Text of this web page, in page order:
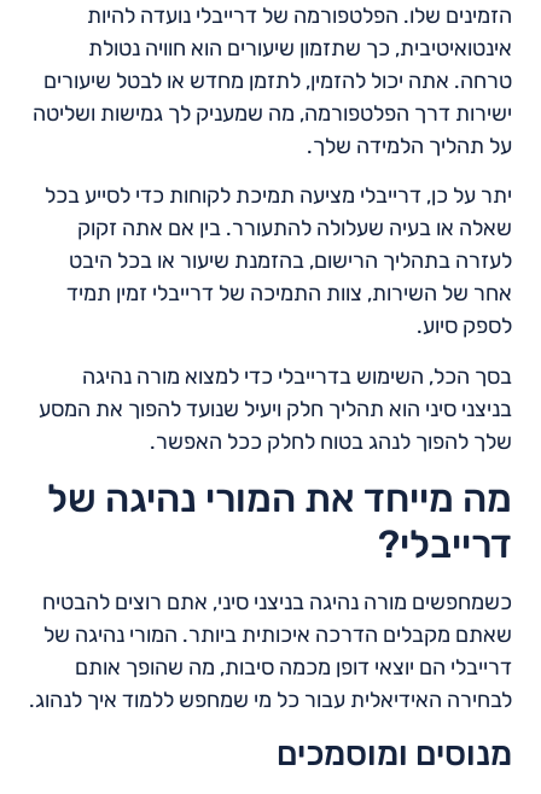
הזמינים שלו. הפלטפורמה של דרייבלי נועדה להיות
אינטואיטיבית, כך שתזמון שיעורים הוא חוויה נטולת
טרחה. אתה יכול להזמין, לתזמן מחדש או לבטל שיעורים
ישירות דרך הפלטפורמה, מה שמעניק לך גמישות ושליטה
על תהליך הלמידה שלך.
יתר על כן, דרייבלי מציעה תמיכת לקוחות כדי לסייע בכל
שאלה או בעיה שעלולה להתעורר. בין אם אתה זקוק
לעזרה בתהליך הרישום, בהזמנת שיעור או בכל היבט
אחר של השירות, צוות התמיכה של דרייבלי זמין תמיד
לספק סיוע.
בסך הכל, השימוש בדרייבלי כדי למצוא מורה נהיגה
בניצני סיני הוא תהליך חלק ויעיל שנועד להפוך את המסע
שלך להפוך לנהג בטוח לחלק ככל האפשר.
מה מייחד את המורי נהיגה של
דרייבלי?
כשמחפשים מורה נהיגה בניצני סיני, אתם רוצים להבטיח
שאתם מקבלים הדרכה איכותית ביותר. המורי נהיגה של
דרייבלי הם יוצאי דופן מכמה סיבות, מה שהופך אותם
לבחירה האידיאלית עבור כל מי שמחפש ללמוד איך לנהוג.
מנוסים ומוסמכים